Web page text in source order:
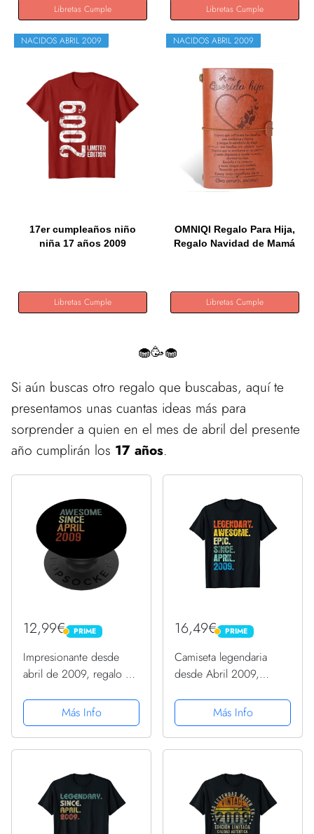
Libretas Cumple Libretas Cumple
NACIDOS ABRIL 2009
17er cumpleaños niño
niña 17 años 2009
Libretas Cumple
NACIDOS ABRIL 2009
OMNIQI Regalo Para Hija,
Regalo Navidad de Mamá
Libretas Cumple
🧁🥳🧁
Si aún buscas otro regalo que buscabas, aquí te
presentamos unas cuantas ideas más para
sorprender a quien en el mes de abril del presente
año cumplirán los 17 años.
12,99€ PRIME
PRIME
Impresionante desde
abril de 2009, regalo de
retro PopSockets
PopGrip Intercambiable
Más Info
16,49€ PRIME
PRIME
Camiseta legendaria
desde Abril 2009,
CamisetaMás Info